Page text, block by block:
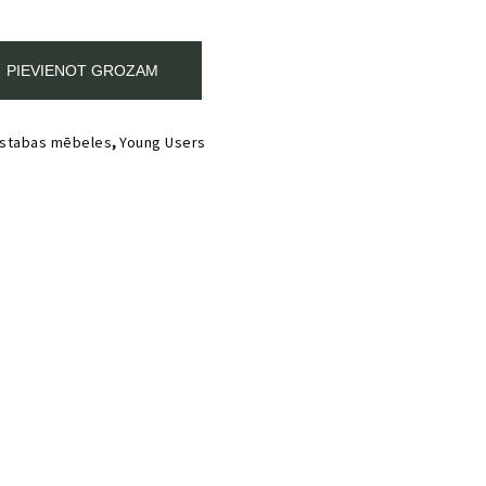
PIEVIENOT GROZAM
mēbeles,Young Users